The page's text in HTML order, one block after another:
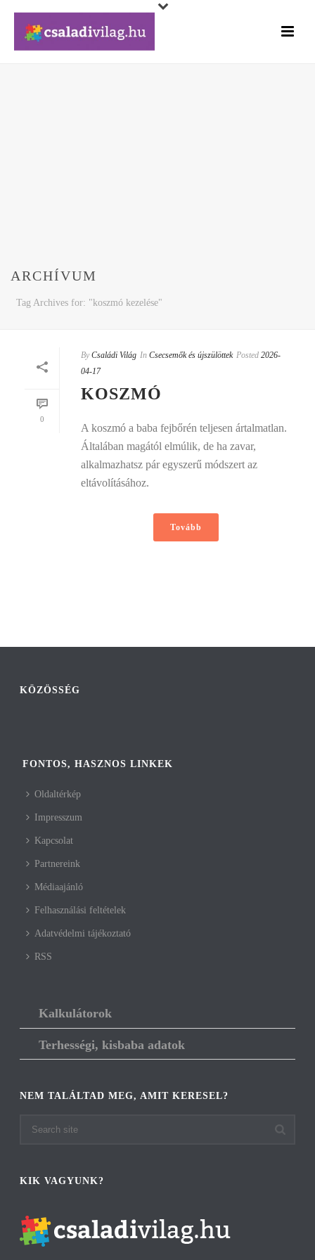
ARCHÍVUM
Tag Archives for: "koszmó kezelése"
0
By Családi Világ In Csecsemők és újszülöttek Posted 2026-
04-17
KOSZMÓ
A koszmó a baba fejbőrén teljesen ártalmatlan.
Általában magától elmúlik, de ha zavar,
alkalmazhatsz pár egyszerű módszert az
eltávolításához.
Tovább
KÖZÖSSÉG
FONTOS, HASZNOS LINKEK
Oldaltérkép
Impresszum
Kapcsolat
Partnereink
Médiaajánló
Felhasználási feltételek
Adatvédelmi tájékoztató
RSS
Kalkulátorok
Terhességi, kisbaba adatok
NEM TALÁLTAD MEG, AMIT KERESEL?
KIK VAGYUNK?